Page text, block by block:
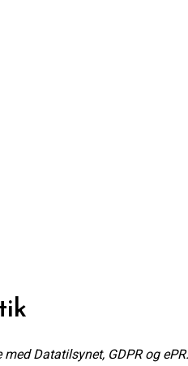
Datatilsynet, GDPR og ePR.